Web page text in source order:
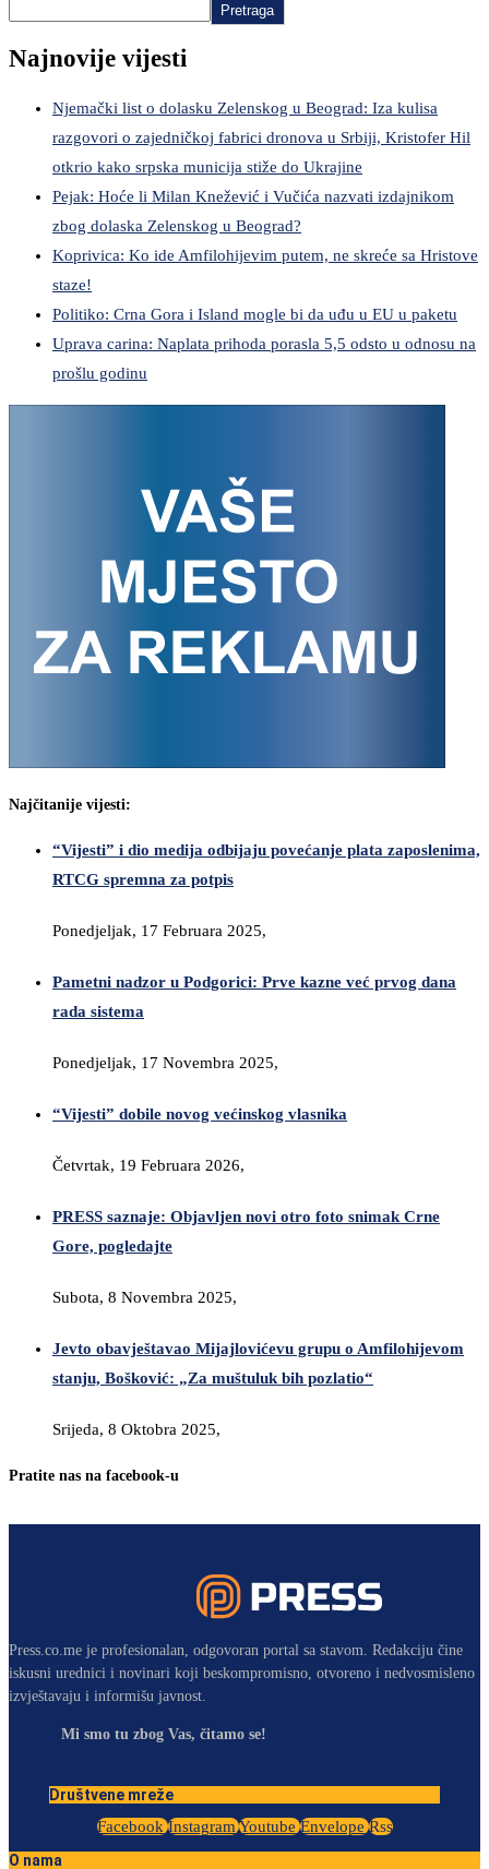
Pretraga
Najnovije vijesti
Njemački list o dolasku Zelenskog u Beograd: Iza kulisa
razgovori o zajedničkoj fabrici dronova u Srbiji, Kristofer Hil
otkrio kako srpska municija stiže do Ukrajine
Pejak: Hoće li Milan Knežević i Vučića nazvati izdajnikom
zbog dolaska Zelenskog u Beograd?
Koprivica: Ko ide Amfilohijevim putem, ne skreće sa Hristove
staze!
Politiko: Crna Gora i Island mogle bi da uđu u EU u paketu
Uprava carina: Naplata prihoda porasla 5,5 odsto u odnosu na
prošlu godinu
Najčitanije vijesti:
“Vijesti” i dio medija odbijaju povećanje plata zaposlenima,
RTCG spremna za potpis
Ponedjeljak, 17 Februara 2025,
Pametni nadzor u Podgorici: Prve kazne već prvog dana
rada sistema
Ponedjeljak, 17 Novembra 2025,
“Vijesti” dobile novog većinskog vlasnika
Četvrtak, 19 Februara 2026,
PRESS saznaje: Objavljen novi otro foto snimak Crne
Gore, pogledajte
Subota, 8 Novembra 2025,
Jevto obavještavao Mijajlovićevu grupu o Amfilohijevom
stanju, Bošković: „Za muštuluk bih pozlatio“
Srijeda, 8 Oktobra 2025,
Pratite nas na facebook-u
Press.co.me je profesionalan, odgovoran portal sa stavom. Redakciju čine
iskusni urednici i novinari koji beskompromisno, otvoreno i nedvosmisleno
izvještavaju i informišu javnost.
Mi smo tu zbog Vas, čitamo se!
Društvene mreže
Facebook Instagram Youtube Envelope Rss
O nama